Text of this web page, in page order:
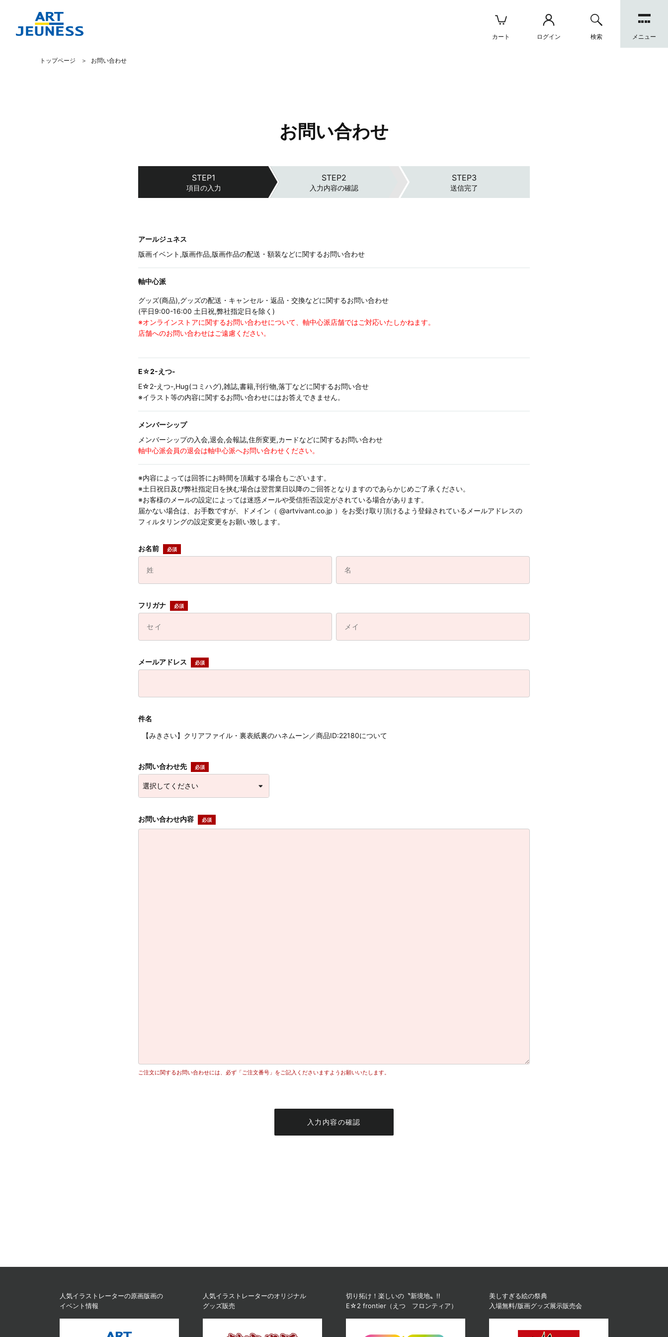
カート ログイン 検索 メニュー
トップページ お問い合わせ
お問い合わせ
項目の入力 入力内容の確認 送信完了
アールジュネス
版画イベント,版画作品,版画作品の配送・額装などに関するお問い合わせ
軸中心派
グッズ(商品),グッズの配送・キャンセル・返品・交換などに関するお問い合わせ
(平日9:00-16:00 土日祝,弊社指定日を除く)
※オンラインストアに関するお問い合わせについて、軸中心派店舗ではご対応いたしかねます。
店舗へのお問い合わせはご遠慮ください。
E☆2-えつ-
E☆2-えつ-,Hug(コミハグ),雑誌,書籍,刊行物,落丁などに関するお問い合せ
※イラスト等の内容に関するお問い合わせにはお答えできません。
メンバーシップ
メンバーシップの入会,退会,会報誌,住所変更,カードなどに関するお問い合わせ
軸中心派会員の退会は軸中心派へお問い合わせください。
※内容によっては回答にお時間を頂戴する場合もございます。
※土日祝日及び弊社指定日を挟む場合は翌営業日以降のご回答となりますのであらかじめご了承ください。
※お客様のメールの設定によっては迷惑メールや受信拒否設定がされている場合があります。
届かない場合は、お手数ですが、ドメイン（ @artvivant.co.jp ）をお受け取り頂けるよう登録されているメールアドレスの
フィルタリングの設定変更をお願い致します。
お名前
フリガナ
メールアドレス
件名
【みきさい】クリアファイル・裏表紙裏のハネムーン／商品ID:22180について
お問い合わせ先
お問い合わせ内容
ご注文に関するお問い合わせには、必ず「ご注文番号」をご記入くださいますようお願いいたします。
入力内容の確認
人気イラストレーターの原画版画の
イベント情報
人気イラストレーターのオリジナル
グッズ販売
切り拓け！楽しいの〝新境地〟!!
E☆2 frontier（えつ フロンティア）
美しすぎる絵の祭典
入場無料/版画グッズ展示販売会